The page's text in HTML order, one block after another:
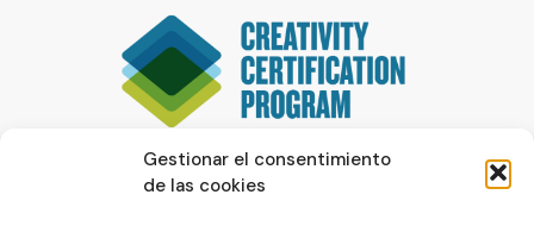
Gestionar el consentimiento
de las cookies